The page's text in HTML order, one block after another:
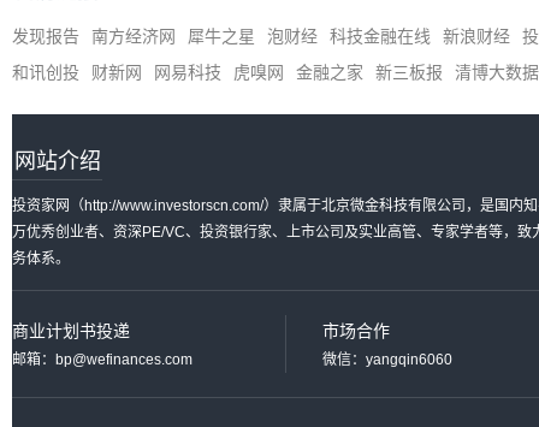
发现报告 南方经济网 犀牛之星 泡财经 科技金融在线 新浪财经
和讯创投
财新网 网易科技 虎嗅网 金融之家 新三板报 清博大数据
网站介绍
投资家网（http://www.investorscn.com/）隶属于北京微金科技有限公司，是国内
万优秀创业者、资深PE/VC、投资银行家、上市公司及实业高管、专家学者等，
务体系。
商业计划书投递
邮箱：bp@wefinances.com
市场合作
微信：yangqin6060